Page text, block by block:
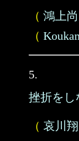
（ 鴻上
（
5.
挫折をし
（ 哀川翔